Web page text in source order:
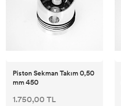
Piston Sekman Takım 0,50
mm 450
1.750,00 TL